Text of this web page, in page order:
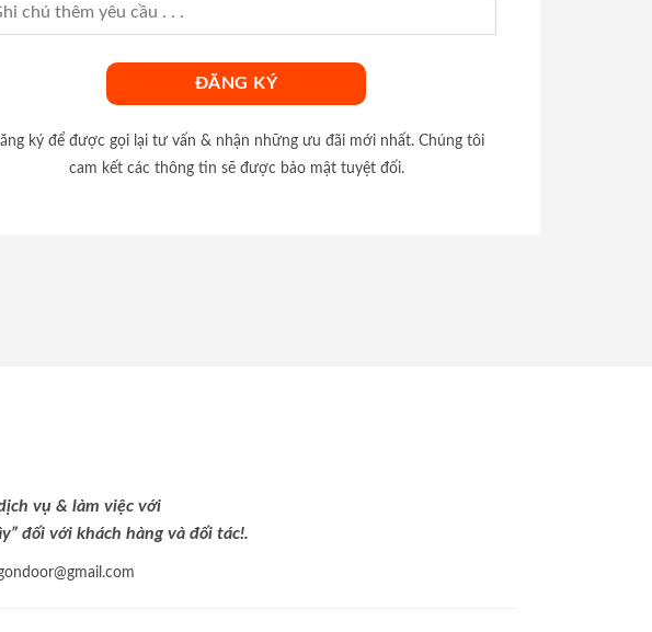
ký để được gọi lại tư vấn & nhận những ưu đãi mới nhất. Chúng tôi
cam kết các thông tin sẽ được bảo mật tuyệt đối.
vụ & làm việc với
đối với khách hàng và đối tác!.